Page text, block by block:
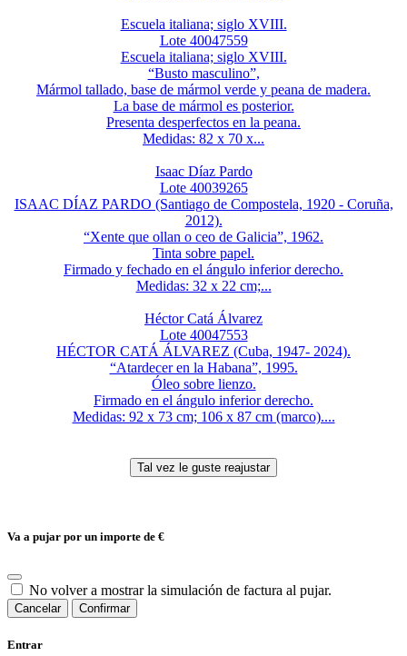
Escuela italiana; siglo XVIII.
Lote 40047559
Escuela italiana; siglo XVIII.
“Busto masculino”,
Mármol tallado, base de mármol verde y peana de madera.
La base de mármol es posterior.
Presenta desperfectos en la peana.
Medidas: 82 x 70 x...
Isaac Díaz Pardo
Lote 40039265
ISAAC DÍAZ PARDO (Santiago de Compostela, 1920 - Coruña,
2012).
“Xente que ollan o ceo de Galicia”, 1962.
Tinta sobre papel.
Firmado y fechado en el ángulo inferior derecho.
Medidas: 32 x 22 cm;...
Héctor Catá Álvarez
Lote 40047553
HÉCTOR CATÁ ÁLVAREZ (Cuba, 1947- 2024).
“Atardecer en la Habana”, 1995.
Óleo sobre lienzo.
Firmado en el ángulo inferior derecho.
Medidas: 92 x 73 cm; 106 x 87 cm (marco)....
Va a pujar por un importe de €
No volver a mostrar la simulación de factura al pujar.
Cancelar Confirmar
Entrar